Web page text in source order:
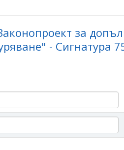
за
- Сигнатура